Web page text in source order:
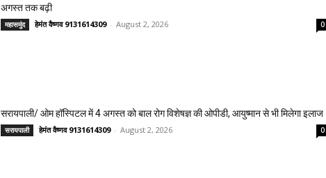
अगस्त तक बढ़ी
महासमुंद हेमंत वैष्णव 9131614309 - August 2, 2026 0
सरायपाली/ ओम हॉस्पिटल में 4 अगस्त को बाल रोग विशेषज्ञ की ओपीडी, आयुष्मान से भी मिलेगा इलाज
सरायपाली हेमंत वैष्णव 9131614309 - August 2, 2026 0